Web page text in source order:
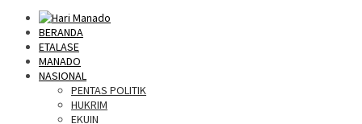
BERANDA
ETALASE
MANADO
NASIONAL
PENTAS POLITIK
HUKRIM
EKUIN